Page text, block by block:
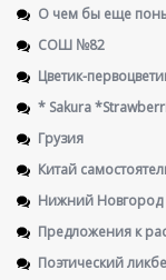
О чем бы еще
СОШ №82
Цветик-
* Sakura
Грузия
Китай
Нижний Новгород
Предложения к
Поэтический